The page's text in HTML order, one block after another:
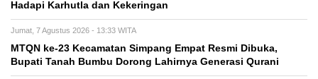
Hadapi Karhutla dan Kekeringan
Jumat, 7 Agustus 2026 - 13:33 WITA
MTQN ke-23 Kecamatan Simpang Empat Resmi Dibuka,
Bupati Tanah Bumbu Dorong Lahirnya Generasi Qurani